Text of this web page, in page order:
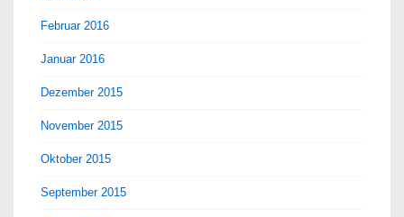
Februar 2016
Januar 2016
Dezember 2015
November 2015
Oktober 2015
September 2015